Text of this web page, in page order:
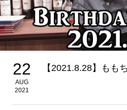
22
AUG
2021
【2021.8.28】もも